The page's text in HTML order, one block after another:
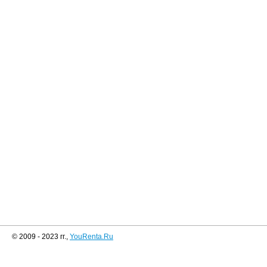
© 2009 - 2023 гг., YouRenta.Ru